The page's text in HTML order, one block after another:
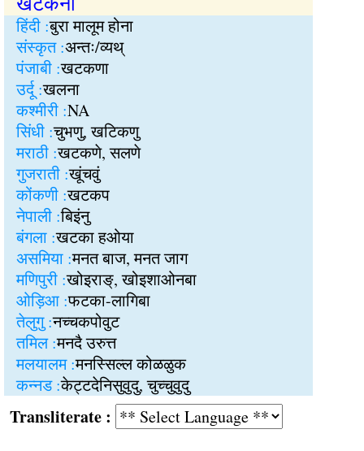
हिंदी :बुरा मालूम होना
संस्कृत :अन्तः/व्यथ्
पंजाबी :खटकणा
उर्दू :खलना
कश्मीरी :NA
सिंधी :चुभणु, खटिकणु
मराठी :खटकणे, सलणे
गुजराती :खूंचवुं
कोंकणी :खटकप
नेपाली :बिइंनु
बंगला :खटका हओया
असमिया :मनत बाज, मनत जाग
मणिपुरी :खोइराङ्, खोइशाओनबा
ओड़िआ :फटका-लागिबा
तेलुगु :नच्चकपोवुट
तमिल :मनदै उरुत्त
मलयालम :मनस्सिल्ल कोळळुक
कन्नड :केट्टदेनिसुवुदु, चुच्चुवुदु
: